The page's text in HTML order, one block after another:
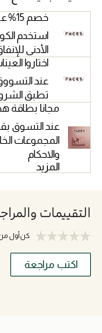
خصم 15% على طلبك الأول من التطبيق!
الأدنى للإنفاق: 200
اختاروا
تطبق
مجانا بطاقة هدايا
المجموعات
والاحكام
المزيد
التقييمات
كن أول من
اكتب مراجعة